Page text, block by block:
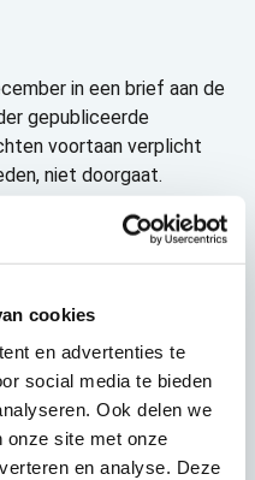
cookies
en advertenties te
social media te bieden
Ook delen we
onze site met onze
en analyse. Deze
in een brief aan de
gepubliceerde
voortaan verplicht
niet doorgaat.
gereageerd op de
door.
dat later dit jaar wel
in lijn met de Europese
de eis van minimaal